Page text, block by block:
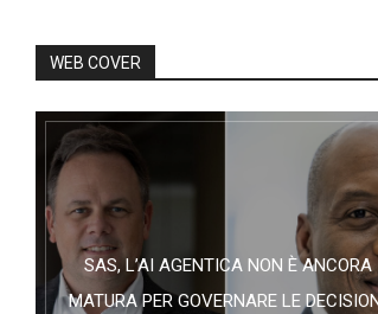
WEB COVER
SAS, L’AI AGENTICA NON È ANCORA
MATURA PER GOVERNARE LE